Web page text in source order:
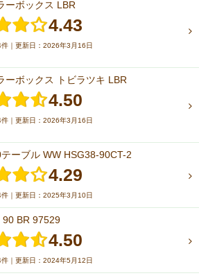
ーボックス LBR
4.43
｜更新日：2026年3月16日
ーボックス トビラツキ LBR
4.50
｜更新日：2026年3月16日
ーブル WW HSG38-90CT-2
4.29
｜更新日：2025年3月10日
90 BR 97529
4.50
｜更新日：2024年5月12日